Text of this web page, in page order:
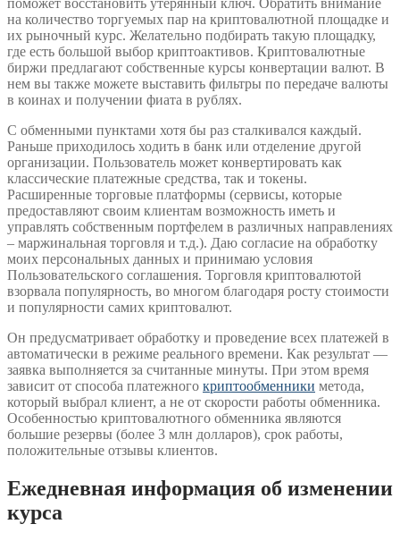
поможет восстановить утерянный ключ. Обратить внимание
на количество торгуемых пар на криптовалютной площадке и
их рыночный курс. Желательно подбирать такую площадку,
где есть большой выбор криптоактивов. Криптовалютные
биржи предлагают собственные курсы конвертации валют. В
нем вы также можете выставить фильтры по передаче валюты
в коинах и получении фиата в рублях.
С обменными пунктами хотя бы раз сталкивался каждый.
Раньше приходилось ходить в банк или отделение другой
организации. Пользователь может конвертировать как
классические платежные средства, так и токены.
Расширенные торговые платформы (сервисы, которые
предоставляют своим клиентам возможность иметь и
управлять собственным портфелем в различных направлениях
– маржинальная торговля и т.д.). Даю согласие на обработку
моих персональных данных и принимаю условия
Пользовательского соглашения. Торговля криптовалютой
взорвала популярность, во многом благодаря росту стоимости
и популярности самих криптовалют.
Он предусматривает обработку и проведение всех платежей в
автоматически в режиме реального времени. Как результат —
заявка выполняется за считанные минуты. При этом время
зависит от способа платежного криптообменники метода,
который выбрал клиент, а не от скорости работы обменника.
Особенностью криптовалютного обменника являются
большие резервы (более 3 млн долларов), срок работы,
положительные отзывы клиентов.
Ежедневная информация об изменении
курса